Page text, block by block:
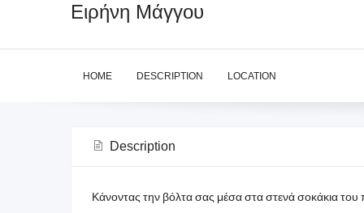
Ειρήνη Μάγγου
HOME DESCRIPTION LOCATION
Description
Κάνοντας την βόλτα σας μέσα στα στενά σοκάκια του